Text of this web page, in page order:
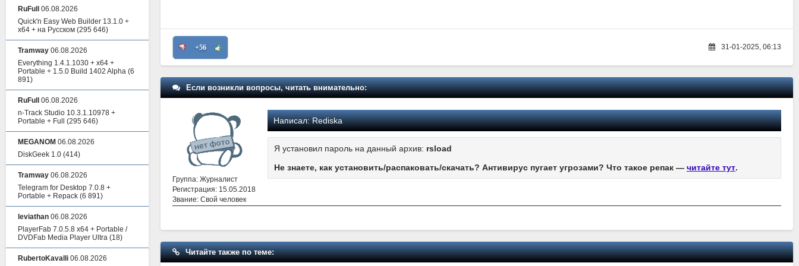
+56 31-01-2025, 06:13
Если возникли вопросы, читать внимательно:
Группа: Журналист
Регистрация: 15.05.2018
Звание: Свой человек
Написал:Rediska
Я установил пароль на данный архив: rsload
Не знаете, как установить/распаковать/скачать? Антивирус пугает угрозами? Что такое репак — читайте тут.
Читайте также по теме:
RuFull
06.08.2026
Quick'n Easy Web Builder 13.1.0 +
x64 + на Русском (295 646)
Tramway 06.08.2026
Everything 1.4.1.1030 + x64 +
Portable + 1.5.0 Build 1402 Alpha (6
891)
RuFull
06.08.2026
n-Track Studio 10.3.1.10978 +
Portable + Full
(295 646)
MEGANOM 06.08.2026
DiskGeek 1.0 (414)
Tramway 06.08.2026
Telegram for Desktop 7.0.8 +
Portable + Repack (6 891)
leviathan 06.08.2026
PlayerFab 7.0.5.8 x64 + Portable /
DVDFab Media Player Ultra (18)
RubertoKavalli 06.08.2026